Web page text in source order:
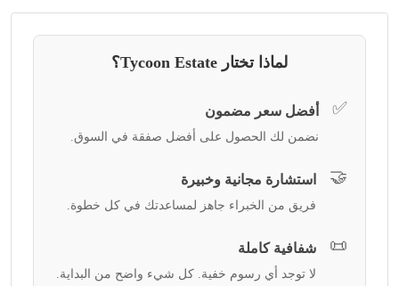
لماذا تختار Tycoon Estate؟
✅ أفضل سعر مضمون
نضمن لك الحصول على أفضل صفقة في السوق.
🤝 استشارة مجانية وخبيرة
فريق من الخبراء جاهز لمساعدتك في كل خطوة.
📜 شفافية كاملة
لا توجد أي رسوم خفية. كل شيء واضح من البداية.